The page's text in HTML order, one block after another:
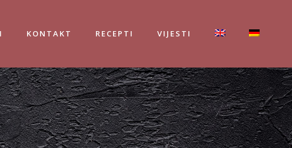
KONTAKT RECEPTI VIJESTI